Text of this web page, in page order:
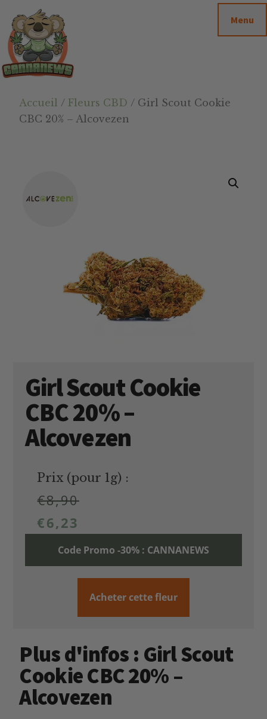
contenu
principal
barre
latérale
principale
footer
Cannanews.fr
Menu
Accueil / Fleurs CBD / Girl Scout Cookie
CBC 20% – Alcovezen
Girl Scout Cookie
CBC 20% –
Alcovezen
Prix (pour 1g) :
€8,90
€6,23
Code Promo -30% : CANNANEWS
Acheter cette fleur
Plus d'infos : Girl Scout
Cookie CBC 20% –
Alcovezen